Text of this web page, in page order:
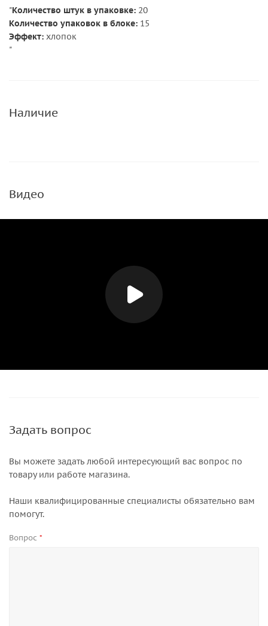
"Количество штук в упаковке: 20
Количество упаковок в блоке: 15
Эффект: хлопок
"
Наличие
Видео
Задать вопрос
Вы можете задать любой интересующий вас вопрос по
товару или работе магазина.
Наши квалифицированные специалисты обязательно вам
помогут.
Вопрос *